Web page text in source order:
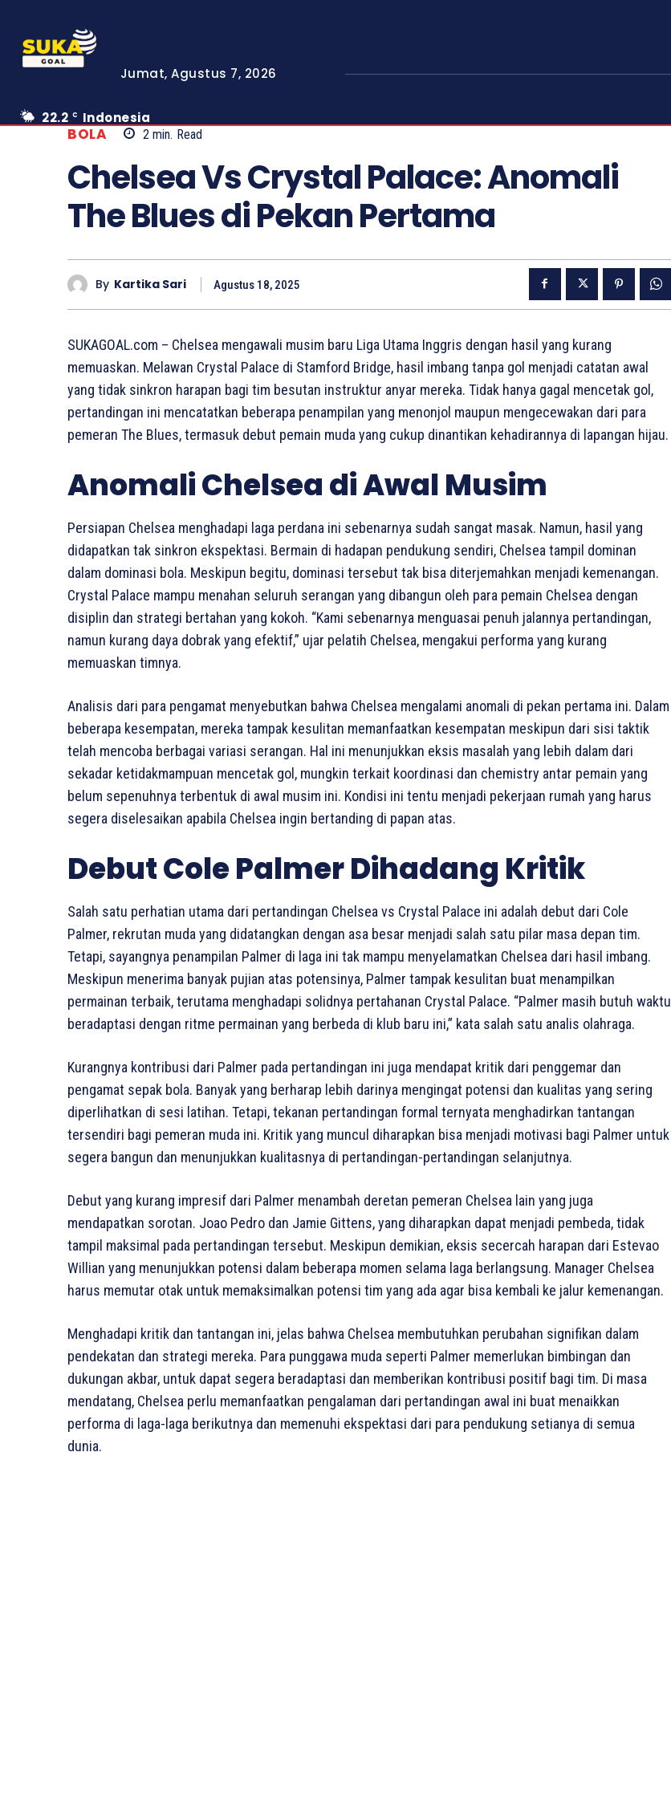
Jumat, Agustus 7, 2026
22.2 C Indonesia
BOLA 2 min. Read
Chelsea Vs Crystal Palace: Anomali
The Blues di Pekan Pertama
By Kartika Sari Agustus 18, 2025
SUKAGOAL.com – Chelsea mengawali musim baru Liga Utama Inggris dengan hasil yang kurang
memuaskan. Melawan Crystal Palace di Stamford Bridge, hasil imbang tanpa gol menjadi catatan awal
yang tidak sinkron harapan bagi tim besutan instruktur anyar mereka. Tidak hanya gagal mencetak gol,
pertandingan ini mencatatkan beberapa penampilan yang menonjol maupun mengecewakan dari para
pemeran The Blues, termasuk debut pemain muda yang cukup dinantikan kehadirannya di lapangan hijau.
Anomali Chelsea di Awal Musim
Persiapan Chelsea menghadapi laga perdana ini sebenarnya sudah sangat masak. Namun, hasil yang
didapatkan tak sinkron ekspektasi. Bermain di hadapan pendukung sendiri, Chelsea tampil dominan
dalam dominasi bola. Meskipun begitu, dominasi tersebut tak bisa diterjemahkan menjadi kemenangan.
Crystal Palace mampu menahan seluruh serangan yang dibangun oleh para pemain Chelsea dengan
disiplin dan strategi bertahan yang kokoh. “Kami sebenarnya menguasai penuh jalannya pertandingan,
namun kurang daya dobrak yang efektif,” ujar pelatih Chelsea, mengakui performa yang kurang
memuaskan timnya.
Analisis dari para pengamat menyebutkan bahwa Chelsea mengalami anomali di pekan pertama ini. Dalam
beberapa kesempatan, mereka tampak kesulitan memanfaatkan kesempatan meskipun dari sisi taktik
telah mencoba berbagai variasi serangan. Hal ini menunjukkan eksis masalah yang lebih dalam dari
sekadar ketidakmampuan mencetak gol, mungkin terkait koordinasi dan chemistry antar pemain yang
belum sepenuhnya terbentuk di awal musim ini. Kondisi ini tentu menjadi pekerjaan rumah yang harus
segera diselesaikan apabila Chelsea ingin bertanding di papan atas.
Debut Cole Palmer Dihadang Kritik
Salah satu perhatian utama dari pertandingan Chelsea vs Crystal Palace ini adalah debut dari Cole
Palmer, rekrutan muda yang didatangkan dengan asa besar menjadi salah satu pilar masa depan tim.
Tetapi, sayangnya penampilan Palmer di laga ini tak mampu menyelamatkan Chelsea dari hasil imbang.
Meskipun menerima banyak pujian atas potensinya, Palmer tampak kesulitan buat menampilkan
permainan terbaik, terutama menghadapi solidnya pertahanan Crystal Palace. “Palmer masih butuh waktu
beradaptasi dengan ritme permainan yang berbeda di klub baru ini,” kata salah satu analis olahraga.
Kurangnya kontribusi dari Palmer pada pertandingan ini juga mendapat kritik dari penggemar dan
pengamat sepak bola. Banyak yang berharap lebih darinya mengingat potensi dan kualitas yang sering
diperlihatkan di sesi latihan. Tetapi, tekanan pertandingan formal ternyata menghadirkan tantangan
tersendiri bagi pemeran muda ini. Kritik yang muncul diharapkan bisa menjadi motivasi bagi Palmer untuk
segera bangun dan menunjukkan kualitasnya di pertandingan-pertandingan selanjutnya.
Debut yang kurang impresif dari Palmer menambah deretan pemeran Chelsea lain yang juga
mendapatkan sorotan. Joao Pedro dan Jamie Gittens, yang diharapkan dapat menjadi pembeda, tidak
tampil maksimal pada pertandingan tersebut. Meskipun demikian, eksis secercah harapan dari Estevao
Willian yang menunjukkan potensi dalam beberapa momen selama laga berlangsung. Manager Chelsea
harus memutar otak untuk memaksimalkan potensi tim yang ada agar bisa kembali ke jalur kemenangan.
Menghadapi kritik dan tantangan ini, jelas bahwa Chelsea membutuhkan perubahan signifikan dalam
pendekatan dan strategi mereka. Para punggawa muda seperti Palmer memerlukan bimbingan dan
dukungan akbar, untuk dapat segera beradaptasi dan memberikan kontribusi positif bagi tim. Di masa
mendatang, Chelsea perlu memanfaatkan pengalaman dari pertandingan awal ini buat menaikkan
performa di laga-laga berikutnya dan memenuhi ekspektasi dari para pendukung setianya di semua
dunia.